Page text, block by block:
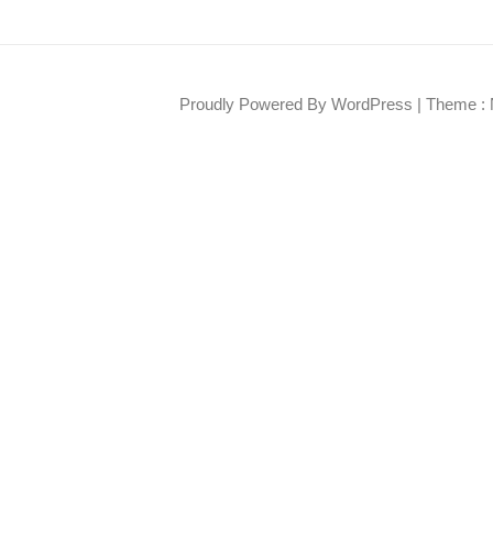
Proudly Powered By WordPress | Theme :